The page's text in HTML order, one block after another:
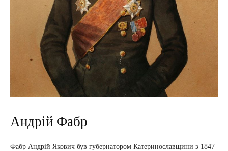
Андрій Фабр
Фабр Андрій Якович був губернатором Катеринославщини з 1847